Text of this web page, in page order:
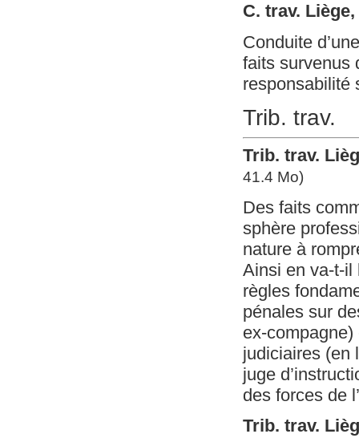
C. trav.
Conduite
faits survenus
responsabilité
Trib. trav.
Trib. trav.
41.4 Mo)
Des faits
sphère
nature à
Ainsi en va-t-il
règles
pénales sur
ex-compagne)
judiciaires (en
juge
des forces de
Trib. trav.